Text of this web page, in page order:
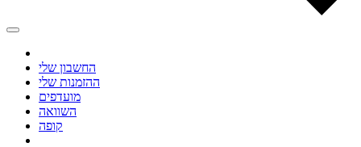
החשבון שלי
ההזמנות שלי
מועדפים
השוואה
קופה